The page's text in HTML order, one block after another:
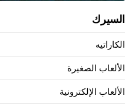
السيرك
الكاراتيه
الألعاب الصغيرة
الألعاب الإلكترونية